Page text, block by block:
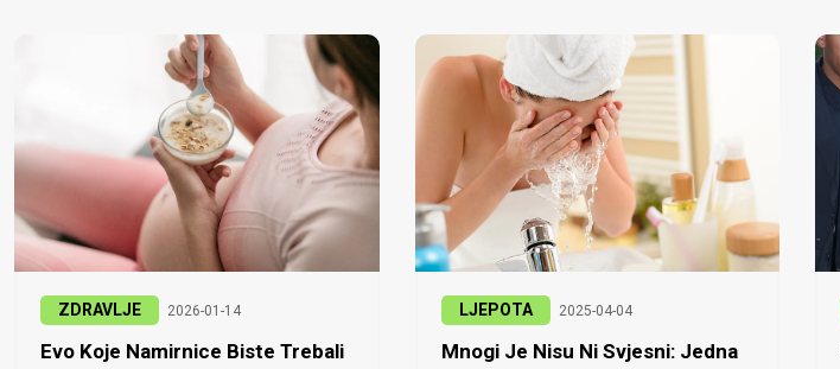
ZDRAVLJE 2026-01-14
Evo Koje Namirnice Biste Trebali
LJEPOTA 2025-04-04
Mnogi Je Nisu Ni Svjesni: Jedna